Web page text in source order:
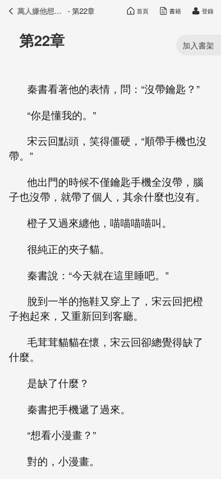
萬人嫌他想開了 目錄
第22章
秦書看著他的表情，問：“沒帶鑰匙？”
“你是懂我的。”
宋云回點頭，笑得僵硬，“順帶手機也沒
帶。”
他出門的時候不僅鑰匙手機全沒帶，腦
子也沒帶，就帶了個人，其余什麼也沒有。
橙子又過來纏他，喵喵喵喵叫。
很純正的夾子貓。
秦書說：“今天就在這里睡吧。”
脫到一半的拖鞋又穿上了，宋云回把橙
子抱起來，又重新回到客廳。
毛茸茸貓貓在懷，宋云回卻總覺得缺了
什麼。
是缺了什麼？
秦書把手機遞了過來。
“想看小漫畫？”
對的，小漫畫。
萬人嫌他想開了 - 第22章 首頁 書籍 登錄